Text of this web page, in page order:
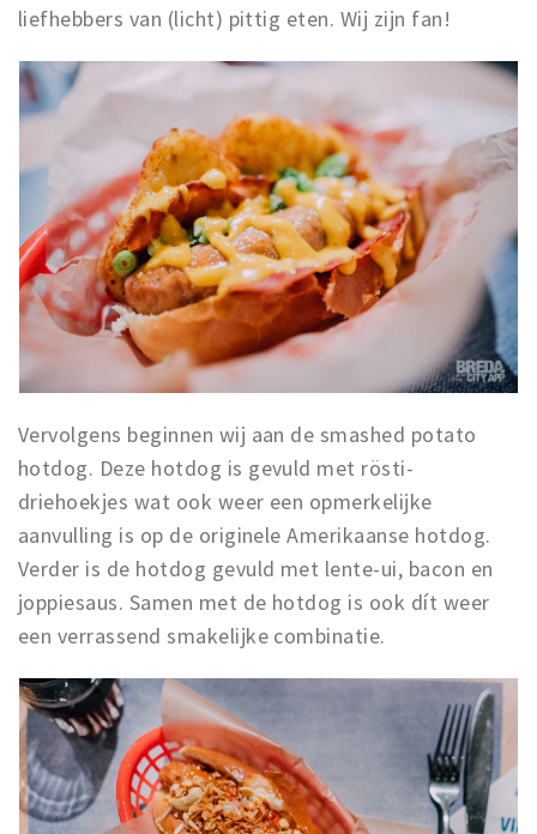
liefhebbers van (licht) pittig eten. Wij zijn fan!
Vervolgens beginnen wij aan de smashed potato
hotdog. Deze hotdog is gevuld met rösti-
driehoekjes wat ook weer een opmerkelijke
aanvulling is op de originele Amerikaanse hotdog.
Verder is de hotdog gevuld met lente-ui, bacon en
joppiesaus. Samen met de hotdog is ook dít weer
een verrassend smakelijke combinatie.